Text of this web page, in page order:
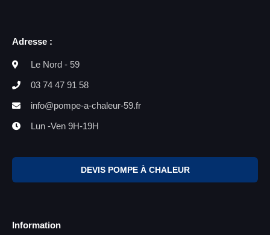
Adresse :
Le Nord - 59
03 74 47 91 58
info@pompe-a-chaleur-59.fr
Lun -Ven 9H-19H
DEVIS POMPE À CHALEUR
Information